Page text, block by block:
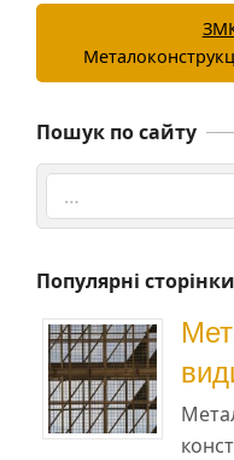
Пошук по сайту
Search
Популярні сторінки